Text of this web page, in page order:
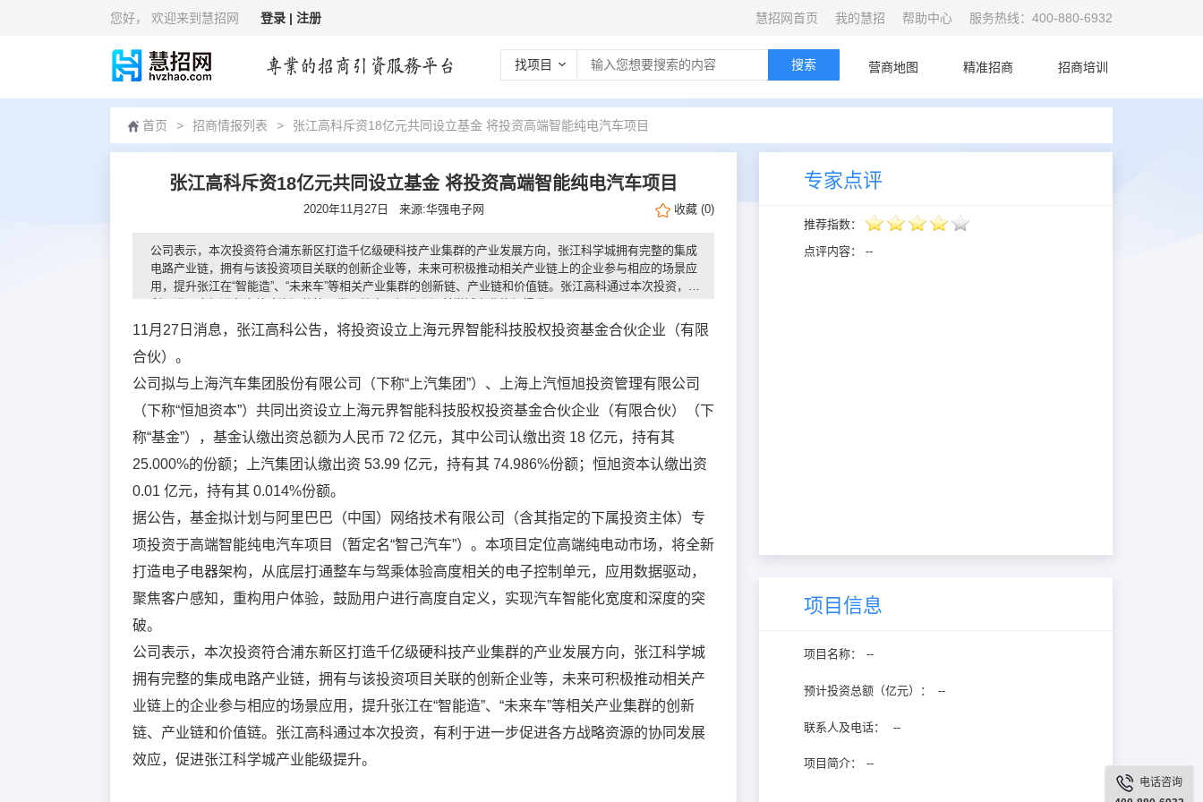
您好， 欢迎来到慧招网 登录 | 注册 慧招网首页 我的慧招 帮助中心 服务热线：400-880-6932
首页 营商地图 精准招商 招商培训
找项目 搜索
首页 > 招商情报列表 > 张江高科斥资18亿元共同设立基金 将投资高端智能纯电汽车项目
专家点评
推荐指数：
点评内容： --
项目信息
项目名称： --
预计投资总额（亿元）： --
联系人及电话： --
项目简介： --
张江高科斥资18亿元共同设立基金 将投资高端智能纯电汽车项目
2020年11月27日 来源:华强电子网 收藏 (0)
公司表示，本次投资符合浦东新区打造千亿级硬科技产业集群的产业发展方向，张江科学城拥有完整的集成
电路产业链，拥有与该投资项目关联的创新企业等，未来可积极推动相关产业链上的企业参与相应的场景应
用，提升张江在“智能造”、“未来车”等相关产业集群的创新链、产业链和价值链。张江高科通过本次投资，有
11月27日消息，张江高科公告，将投资设立上海元界智能科技股权投资基金合伙企业（有限
合伙）。
公司拟与上海汽车集团股份有限公司（下称“上汽集团”）、上海上汽恒旭投资管理有限公司
（下称“恒旭资本”）共同出资设立上海元界智能科技股权投资基金合伙企业（有限合伙）（下
称“基金”），基金认缴出资总额为人民币 72 亿元，其中公司认缴出资 18 亿元，持有其
25.000%的份额；上汽集团认缴出资 53.99 亿元，持有其 74.986%份额；恒旭资本认缴出资
0.01 亿元，持有其 0.014%份额。
据公告，基金拟计划与阿里巴巴（中国）网络技术有限公司（含其指定的下属投资主体）专
项投资于高端智能纯电汽车项目（暂定名“智己汽车”）。本项目定位高端纯电动市场，将全新
打造电子电器架构，从底层打通整车与驾乘体验高度相关的电子控制单元，应用数据驱动，
聚焦客户感知，重构用户体验，鼓励用户进行高度自定义，实现汽车智能化宽度和深度的突
破。
公司表示，本次投资符合浦东新区打造千亿级硬科技产业集群的产业发展方向，张江科学城
拥有完整的集成电路产业链，拥有与该投资项目关联的创新企业等，未来可积极推动相关产
业链上的企业参与相应的场景应用，提升张江在“智能造”、“未来车”等相关产业集群的创新
链、产业链和价值链。张江高科通过本次投资，有利于进一步促进各方战略资源的协同发展
效应，促进张江科学城产业能级提升。
*公司名称
* 联系人
*联系电话
*验证码 获取验证码
职务
电话咨询